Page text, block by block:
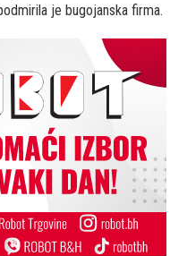
je bugojanska firma.